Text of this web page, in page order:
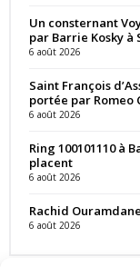
Un consternant
par Barrie Kosky à
6 août 2026
Saint François
portée par Romeo
6 août 2026
Ring 100101110 à
placent
6 août 2026
Rachid
6 août 2026